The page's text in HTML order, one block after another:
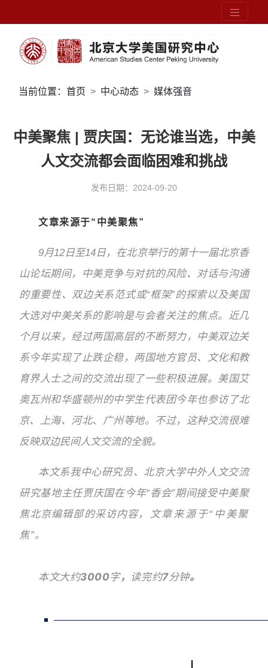
当前位置： 首页 中心动态 媒体强音
中美聚焦 | 贾庆国：无论谁当选，中美
人文交流都会面临困难和挑战
发布日期：2024-09-20
文章来源于“中美聚焦”
9月12日至14日，在北京举行的第十一届北京香
山论坛期间，中美竞争与对抗的风险、对话与沟通
的重要性、双边关系范式或“框架”的探索以及美国
大选对中美关系的影响是与会者关注的焦点。近几
个月以来，经过两国高层的不断努力，中美双边关
系今年实现了止跌企稳，两国地方官员、文化和教
育界人士之间的交流出现了一些积极进展。美国艾
奥瓦州和华盛顿州的中学生代表团今年也参访了北
京、上海、河北、广州等地。不过，这种交流很难
反映双边民间人文交流的全貌。
本文系我中心研究员、北京大学中外人文交流
研究基地主任贾庆国在今年“香会”期间接受中美聚
焦北京编辑部的采访内容，
文章来源于“中美聚
焦”。
本文大约3000字， 读完约7分钟。